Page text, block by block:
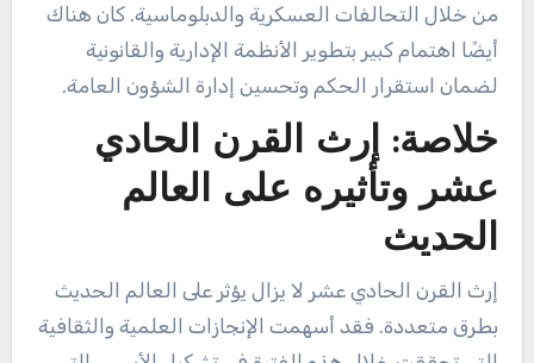
من خلال التحالفات العسكرية والدبلوماسية. كان هناك
أيضًا اهتمام كبير بتطوير الأنظمة الإدارية والقانونية
لضمان استقرار الحكم وتحسين إدارة الشؤون العامة.
خلاصة: إرث القرن الحادي
عشر وتأثيره على العالم
الحديث
إرث القرن الحادي عشر لا يزال يؤثر على العالم الحديث
بطرق متعددة. فقد أسهمت الإنجازات العلمية والثقافية